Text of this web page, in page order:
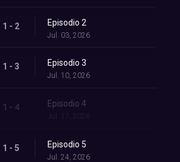
1 - 2 Episodio 2
Jul. 03, 2026
1 - 3 Episodio 3
Jul. 10, 2026
1 - 4 Episodio 4
Jul. 17, 2026
1 - 5 Episodio 5
Jul. 24, 2026